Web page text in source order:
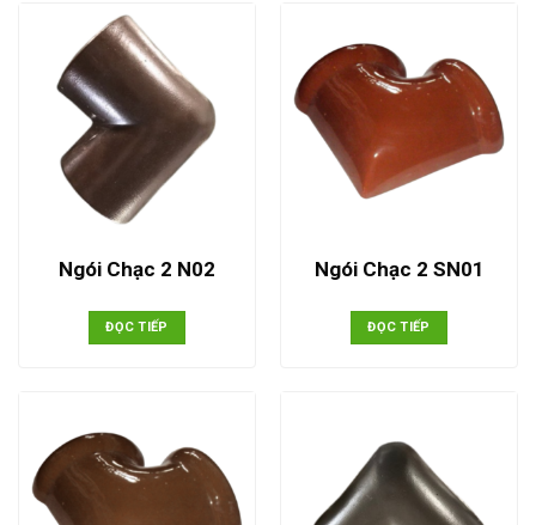
Ngói Chạc 2 N02
ĐỌC TIẾP
Ngói Chạc 2 SN01
ĐỌC TIẾP